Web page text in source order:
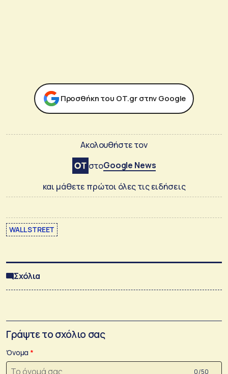
Προσθήκη του ΟΤ.gr στην Google
Ακολουθήστε τον
στοGoogle News
και μάθετε πρώτοι όλες τις ειδήσεις
WALL STREET
Σχόλια
Γράψτε το σχόλιο σας
Όνομα
0 /50